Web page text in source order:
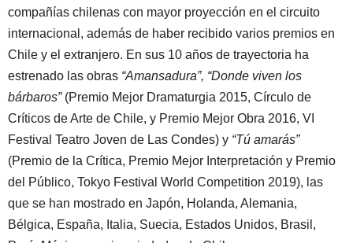
compañías chilenas con mayor proyección en el circuito
internacional, además de haber recibido varios premios en
Chile y el extranjero. En sus 10 años de trayectoria ha
estrenado las obras “Amansadura”, “Donde viven los
bárbaros”(Premio Mejor Dramaturgia 2015, Círculo de
Críticos de Arte de Chile, y Premio Mejor Obra 2016, VI
Festival Teatro Joven de Las Condes) y “Tú amarás”
(Premio de la Crítica, Premio Mejor Interpretación y Premio
del Público, Tokyo Festival World Competition 2019), las
que se han mostrado en Japón, Holanda, Alemania,
Bélgica, España, Italia, Suecia, Estados Unidos, Brasil,